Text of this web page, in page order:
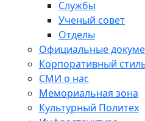
Службы
Ученый совет
Отделы
Официальные
Корпоративный
СМИ о нас
Мемориальная зона
Культурный Политех